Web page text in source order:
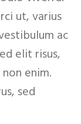
ut, varius
ac
elit risus,
enim.
sed